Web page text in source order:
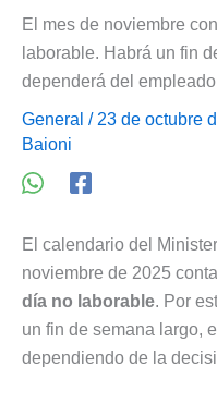
El mes de noviembre
laborable. Habrá un fin
dependerá del
General / 23 de octubre
Baioni
El calendario del
noviembre de 2025
día no laborable. Por
un fin de semana largo,
dependiendo de la